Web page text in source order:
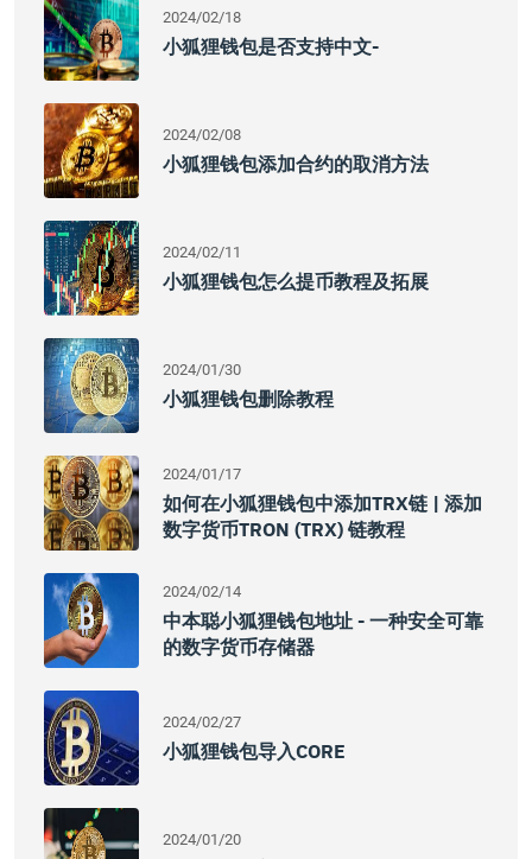
2024/02/18
小狐狸钱包是否支持中文-
2024/02/08
小狐狸钱包添加合约的取消方法
2024/02/11
小狐狸钱包怎么提币教程及拓展
2024/01/30
小狐狸钱包删除教程
2024/01/17
如何在小狐狸钱包中添加TRX链 | 添加
数字货币TRON (TRX) 链教程
2024/02/14
中本聪小狐狸钱包地址 - 一种安全可靠
的数字货币存储器
2024/02/27
小狐狸钱包导入CORE
2024/01/20